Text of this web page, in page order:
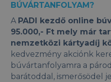
BÚVÁRTANFOLYAM?
A PADI kezdő online
95.000,- Ft mely már
nemzetközi kártyadíj
kedvezmény akciónk
búvártanfolyamra a
barátoddal, ismerősödel